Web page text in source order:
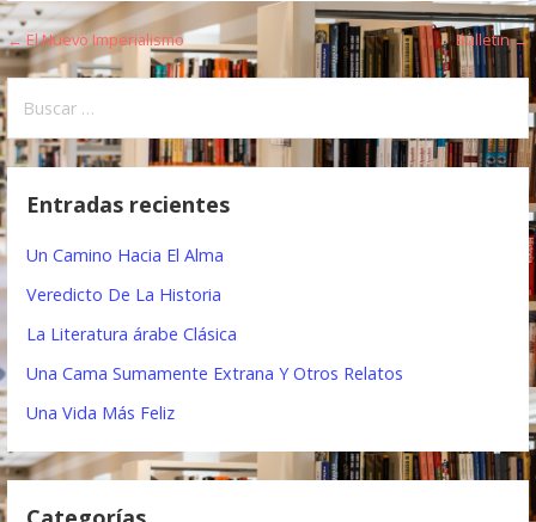
N
a
v
e
a
ó
d
← El Nuevo Imperialismo Bulletin →
s
Entradas recientes
Un Camino Hacia El Alma
Veredicto De La Historia
La Literatura árabe Clásica
Una Cama Sumamente Extrana Y Otros Relatos
Una Vida Más Feliz